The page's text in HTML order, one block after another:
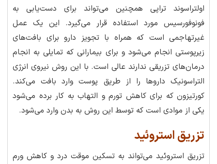
اولتراسوند تراپی همچنین می‌تواند برای دست‌یابی به
فونوفورسیس مورد استفاده قرار می‌گیرد. این یک عمل
غیرتهاجمی است که همراه با تجویز دارو برای بافت‌های
زیرپوستی انجام می‌شود و برای بیمارانی که تمایلی به انجام
درمان‌های تزریقی ندارند عالی است. با این روش نیروی انرژی
التراسونیک داروها را از طریق پوست وارد بافت می‌کند.
کورتیزون که برای کاهش تورم و التهاب به کار برده می‌شود
یکی از موادی است که توسط این روش به بدن وارد می‌شود.
تزریق استروئید
تزریق استروئید می‌تواند به تسکین موقت درد و کاهش ورم